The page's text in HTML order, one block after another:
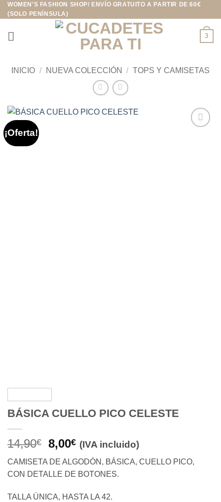
Saltar
al
contenido
WOMEN'S FASHION SHOP/ ENVÍO GRATUITO A PARTIR DE 60€
(SOLO PENÍNSULA)
3
INICIO / NUEVA COLECCIÓN / TOPS Y CAMISETAS
¡Oferta!
BÁSICA CUELLO PICO CELESTE
14,90€
El
original
era:
14,90€.
8,00€El
precio
actual
es:
8,00€.
(IVA incluido)
CAMISETA DE ALGODÓN, BÁSICA, CUELLO PICO,
CON DETALLE DE BOTONES.
TALLA ÚNICA, HASTA LA 42.